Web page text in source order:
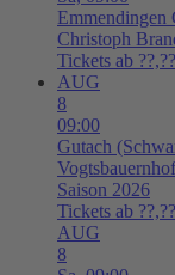
Emmendingen
Christoph
Tickets ab
AUG
8
09:00
Gutach
Vogtsbauernhof
Saison 2026
Tickets ab
AUG
8